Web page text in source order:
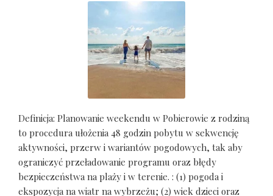
Definicja: Planowanie weekendu w Pobierowie z rodziną
to procedura ułożenia 48 godzin pobytu w sekwencję
aktywności, przerw i wariantów pogodowych, tak aby
ograniczyć przeładowanie programu oraz błędy
bezpieczeństwa na plaży i w terenie. : (1) pogoda i
ekspozycja na wiatr na wybrzeżu; (2) wiek dzieci oraz